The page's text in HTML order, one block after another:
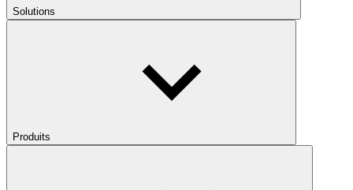
Solutions
Produits